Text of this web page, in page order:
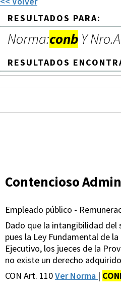
RESULTADOS PARA:
Norma:conb Y
RESULTADOS
Contencioso
Empleado público -
Dado que la intangibilidad
pues la Ley Fundamental de
Ejecutivo, los jueces de la
no existe un derecho
CON Art. 110Ver Norma |